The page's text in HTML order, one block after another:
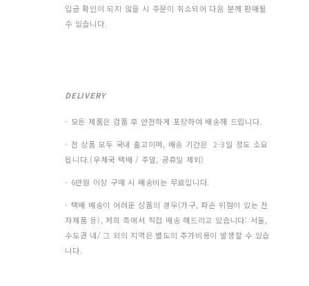
입금 확인이 되지 않을 시 주문이 취소되어 다음 분께 판매될
수 있습니다.
DELIVERY
- 모든 제품은 검품 후 안전하게 포장하여 배송해 드립니다.
- 전 상품 모두 국내 출고이며, 배송 기간은 2-3일 정도 소요
됩니다.(우체국 택배 / 주말, 공휴일 제외)
- 6만원 이상 구매 시 배송비는 무료입니다.
- 택배 배송이 어려운 상품의 경우(가구, 파손 위험이 있는 전
자제품 등), 저희 측에서 직접 배송 해드리고 있습니다: 서울,
수도권 내/ 그 외의 지역은 별도의 추가비용이 발생할 수 있습
니다.